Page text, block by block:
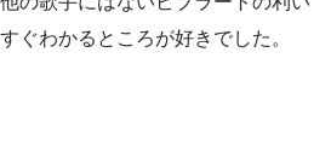
ぐわかるところが好きでした。